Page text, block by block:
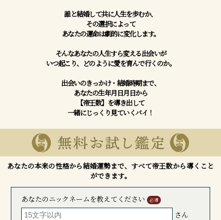
誰と結婚して共に人生を歩むか、
その選択によって
あなたの運命は劇的に変化します。
そんなあなたの人生すら変える出会いが
いつ起こり、どのように愛を育んで行くのか。
出会いのきっかけ・結婚時期まで、
あなたの生年月日月日から
【帝王数】を導き出して
一緒にじっくり見ていくバイ！
あなたの本来の性格から結婚運勢まで、すべて帝王数から導くこと
ができます。
あなたのニックネームを教えてください 必須
さん